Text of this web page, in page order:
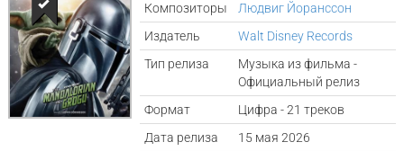
Композиторы
Людвиг Йоранссон
Издатель
Walt Disney Records
Тип релиза
Музыка из фильма -
Официальный релиз
Формат
Цифра - 21 треков
Дата релиза
15 мая 2026